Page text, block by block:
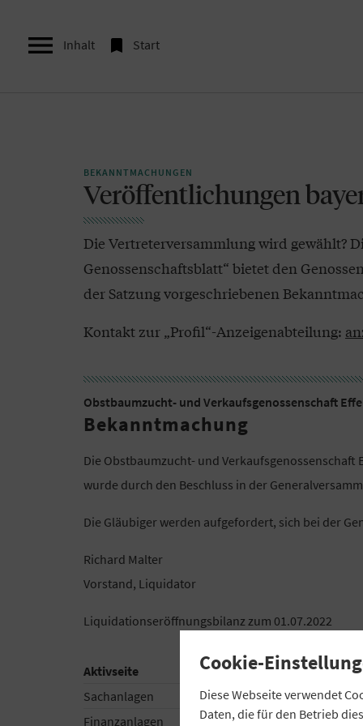
 Inhalt  Start
BEKANNTMACHUNGEN
Veröffentlichungen
Die Vertreterversammlung wird gewählt?
Genossenschaftsblatt“ bietet den
der Satzung vorgeschriebenen
Kontakt zur „Profil“-Anzeigenabteilung:
Obstbaumzucht- und Verkaufsgenossenschaft
Bekanntmachung
Die Obstbaumzucht- und Verkaufsgenossenschaft
wurde durch den Beschluss in der
Die Gläubiger werden aufgefordert, sich bei der
Richard Malter
Vorstand, Liquidator
Liquidationseröffnungsbilanz zum 01.07.2022
Aktivseite
Sachanlagen
Finanzanlagen
Cookie-
Diese Webseite verwendet
Daten, die für den Betrieb